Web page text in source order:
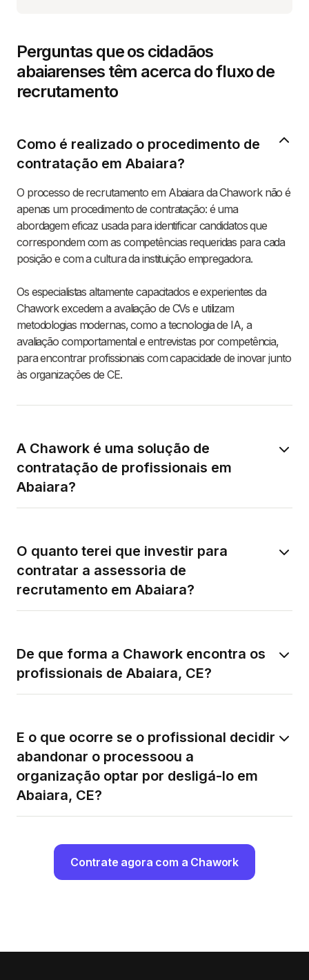
Perguntas que os cidadãos
abaiarenses têm acerca do fluxo de
recrutamento
Como é realizado o procedimento de
contratação em Abaiara?
O processo de recrutamento em Abaiara da Chawork não é
apenas um procedimento de contratação: é uma
abordagem eficaz usada para identificar candidatos que
correspondem com as competências requeridas para cada
posição e com a cultura da instituição empregadora.
Os especialistas altamente capacitados e experientes da
Chawork excedem a avaliação de CVs e utilizam
metodologias modernas, como a tecnologia de IA, a
avaliação comportamental e entrevistas por competência,
para encontrar profissionais com capacidade de inovar junto
às organizações de CE.
A Chawork é uma solução de
contratação de profissionais em
Abaiara?
O quanto terei que investir para
contratar a assessoria de
recrutamento em Abaiara?
De que forma a Chawork encontra os
profissionais de Abaiara, CE?
E o que ocorre se o profissional decidir
abandonar o processoou a
organização optar por desligá-lo em
Abaiara, CE?
Contrate agora com a Chawork